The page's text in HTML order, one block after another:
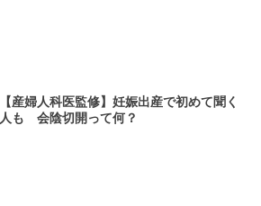
【産婦人科医監修】妊娠出産で初めて聞く
人も 会陰切開って何？